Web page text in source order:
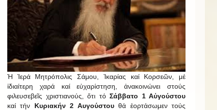
Ἡ Ἱερά Μητρόπολις Σάμου, Ἰκαρίας καί Κορσεῶν, μέ
ἰδιαίτερη χαρά καί εὐχαρίστηση, ἀνακοινώνει στούς
φιλευσεβεῖς χριστιανούς, ὅτι τό Σάββατο 1 Αὐγούστου
καί τήν Κυριακήν 2 Αυγούστουθά ἑορτάσωμεν τούς